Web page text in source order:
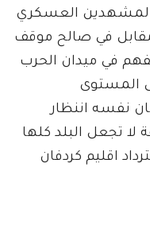
العسكري
في صالح موقف
في ميدان الحرب
المستوى
نفسه اننظار
لا تجعل البلد كلها
اقليم كردفان